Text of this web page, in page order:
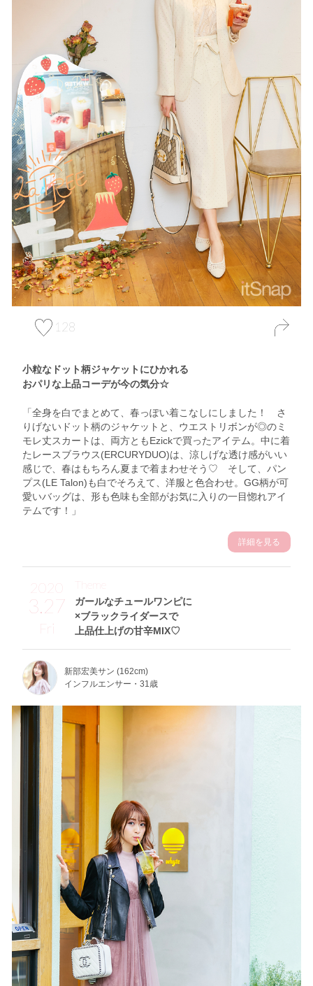
128
小粒なドット柄ジャケットにひかれる
おパリな上品コーデが今の気分☆
「全身を白でまとめて、春っぽい着こなしにしました！ さ
りげないドット柄のジャケットと、ウエストリボンが◎のミ
モレ丈スカートは、両方ともEzickで買ったアイテム。中に着
たレースブラウス(ERCURYDUO)は、涼しげな透け感がいい
感じで、春はもちろん夏まで着まわせそう♡ そして、パン
プス(LE Talon)も白でそろえて、洋服と色合わせ。GG柄が可
愛いバッグは、形も色味も全部がお気に入りの一目惚れアイ
テムです！」
詳細を見る
3.27
Fri
ガールなチュールワンピに
×ブラックライダースで
上品仕上げの甘辛MIX♡
Theme
新部宏美サン (162cm)
インフルエンサー・31歳